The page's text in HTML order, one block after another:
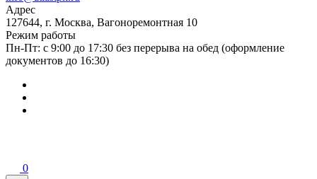
Адрес
127644, г. Москва, Вагоноремонтная 10
Режим работы
Пн-Пт: с 9:00 до 17:30 без перерыва на обед (оформление
документов до 16:30)
0